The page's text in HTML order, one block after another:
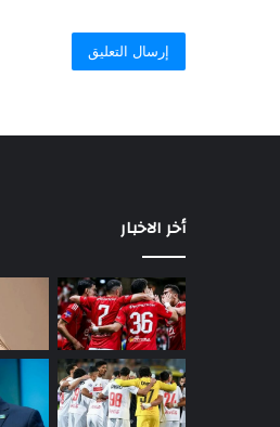
أخر الاخبار
السيسي
يصدر
قرارًا
رئاسيًا
جديدًا
يهم